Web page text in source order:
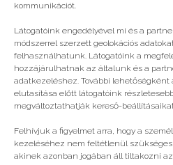
kommunikációt.
Látogatóink engedélyével mi és a
módszerrel szerzett geolokációs
felhasználhatunk. Látogatóink a
hozzájárulhatnak az általunk és a
adatkezeléshez. További
elutasítása előtt látogatóink
megváltoztathatják kereső-
Felhívjuk a figyelmet arra, hogy a
kezeléséhez nem feltétlenül
akinek azonban jogában áll tiltakozni
A nevem, e-mail címem,